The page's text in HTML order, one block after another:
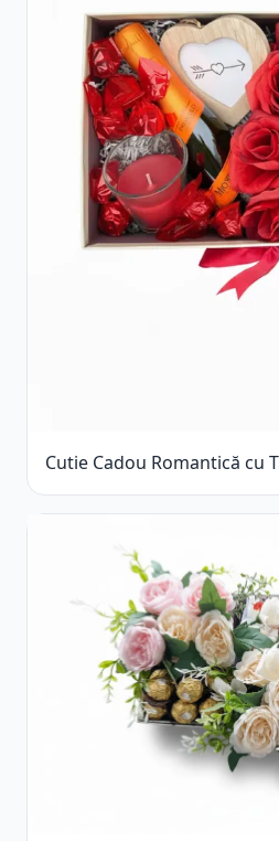
Cutie Cadou Romantică cu
Șampanie și Lumânare